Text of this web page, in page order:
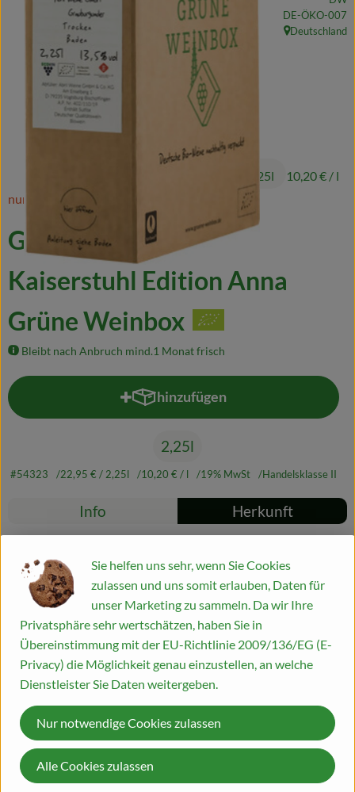
Naturkost
Wein
Getränke
Kosmetik & Drogerie
Wir empfehlen
VINCE Weine
So geht's
Über uns
Veranstaltungen
Grauburgunder QW
Kaiserstuhl Edition Anna
Grüne Weinbox
Bleibt nach Anbruch mind.1 Monat frisch
/ 2,25l 10,20 € / l
nur noch 3 2,25l verfügbar!
, Kontrollstelle:
DE-ÖKO-007
, Herkunft:
Deutschland
hinzufügen
Produkt zum Warenkorb
2,25l
#54323 22,95 € / 2,25l 10,20 € / l 19% MwSt Handelsklasse II
Rezepte
Info Herkunft
Entdecke passende RezepteEs wurden
Info
Den beliebten badischen Grauburgunder gibt es jetzt in der
umweltfreundlichen 2,25l Weinbox. Diese ist aktuell vielleicht
die pfiffigste Weinverpackung auf dem Markt. Die Box wird
ausschließlich für Bioweine verwendet und sie lässt sich
(getrennt) gut recyceln. Sie spart gegenüber Glas über 70%
Energie ein und passt in jede Kühlschranktür. Der Inhalt bleibt
auch im Anbruch mindestens einen Monat frisch. Ein
eleganter, ganz typischer Grauburgunder mit einem
angeregten Dialog zwischen fruchtigen und nussigen Aromen.
Benannt nach der Frau des Gründervaters, exklusiv von und
Sie helfen uns sehr, wenn Sie Cookies
zulassen und uns somit erlauben, Daten für
unser Marketing zu sammeln. Da wir Ihre
Privatsphäre sehr wertschätzen, haben Sie in
Übereinstimmung mit der EU-Richtlinie 2009/136/EG (E-
Privacy) die Möglichkeit genau einzustellen, an welche
Dienstleister Sie Daten weitergeben.
Nur notwendige Cookies zulassen
Alle Cookies zulassen